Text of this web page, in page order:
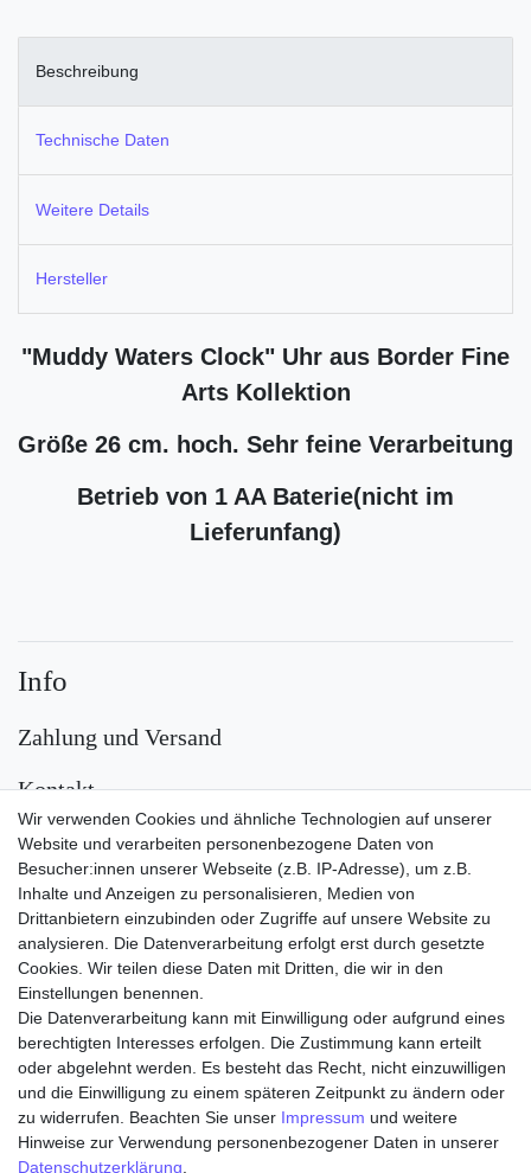
Beschreibung
Technische Daten
Weitere Details
Hersteller
"Muddy Waters Clock" Uhr aus Border Fine
Arts Kollektion
Größe 26 cm. hoch. Sehr feine Verarbeitung
Betrieb von 1 AA Baterie(nicht im
Lieferunfang)
Wir verwenden Cookies und ähnliche Technologien auf unserer
Website und verarbeiten personenbezogene Daten von
Besucher:innen unserer Webseite (z.B. IP-Adresse), um z.B.
Inhalte und Anzeigen zu personalisieren, Medien von
Drittanbietern einzubinden oder Zugriffe auf unsere Website zu
analysieren. Die Datenverarbeitung erfolgt erst durch gesetzte
Cookies. Wir teilen diese Daten mit Dritten, die wir in den
Einstellungen benennen.
Die Datenverarbeitung kann mit Einwilligung oder aufgrund eines
berechtigten Interesses erfolgen. Die Zustimmung kann erteilt
oder abgelehnt werden. Es besteht das Recht, nicht einzuwilligen
und die Einwilligung zu einem späteren Zeitpunkt zu ändern oder
zu widerrufen. Beachten Sie unser Impressum und weitere
Hinweise zur Verwendung personenbezogener Daten in unserer
Daten­schutz­erklärung
Info
Zahlung und Versand
Kontakt
Versand
Zahlungsarten